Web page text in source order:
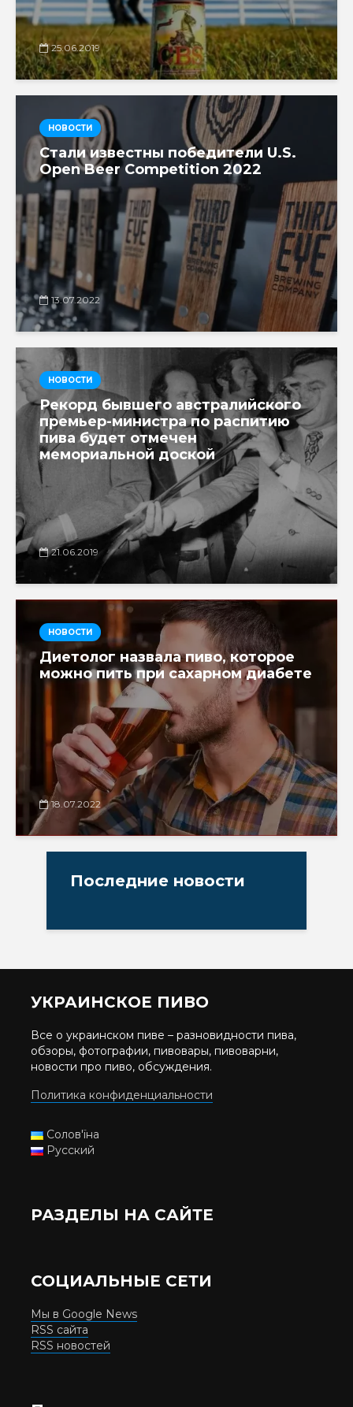
25.06.2019
НОВОСТИ
Стали известны победители U.S.
Open Beer Competition 2022
13.07.2022
НОВОСТИ
Рекорд бывшего австралийского
премьер-министра по распитию
пива будет отмечен
мемориальной доской
21.06.2019
НОВОСТИ
Диетолог назвала пиво, которое
можно пить при сахарном диабете
18.07.2022
Последние новости
УКРАИНСКОЕ ПИВО
Все о украинском пиве – разновидности пива,
обзоры, фотографии, пивовары, пивоварни,
новости про пиво, обсуждения.
Политика конфиденциальности
Солов'їна
Русский
РАЗДЕЛЫ НА САЙТЕ
СОЦИАЛЬНЫЕ СЕТИ
Мы в Google News
RSS сайта
RSS новостей